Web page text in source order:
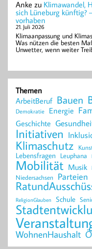
Anke zu Klimawandel,
sich Lüneburg künftig?
vorhaben
21. Juli 2026
Klimaanpassung und
Was nützen die besten
Unwetter, wenn weiter
Themen
ArbeitBeruf Bauen
Demokratie Energie
Geschichte
Initiativen
Klimaschutz
Lebensfragen Leuphana
Mobilität Musik
Niedersachsen Parteien
ReligionGlauben Schule
WohnenHaushalt